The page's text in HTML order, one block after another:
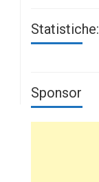
Statistiche:
Sponsor